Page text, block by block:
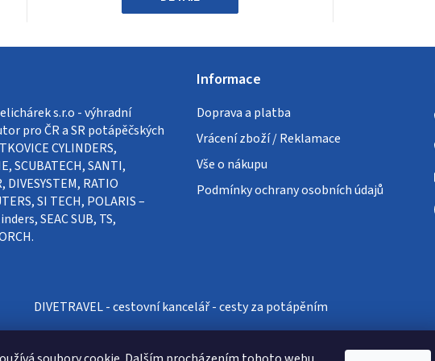
s.r.o - výhradní
pro ČR a SR potápěčských
CYLINDERS,
SCUBATECH, SANTI,
DIVESYSTEM, RATIO
SI TECH, POLARIS –
SEAC SUB, TS,
Informace
Doprava a platba
Vrácení zboží / Reklamace
Vše o nákupu
Podmínky ochrany osobních údajů
DIVETRAVEL - cestovní kancelář - cesty za potápěním